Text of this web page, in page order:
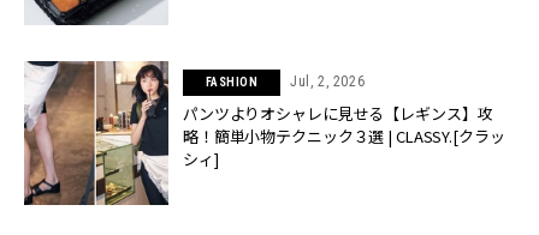
FASHION Jul, 2, 2026
パンツよりオシャレに見せる【レギンス】攻
略！簡単小物テクニック３選 | CLASSY.[クラッ
シィ]